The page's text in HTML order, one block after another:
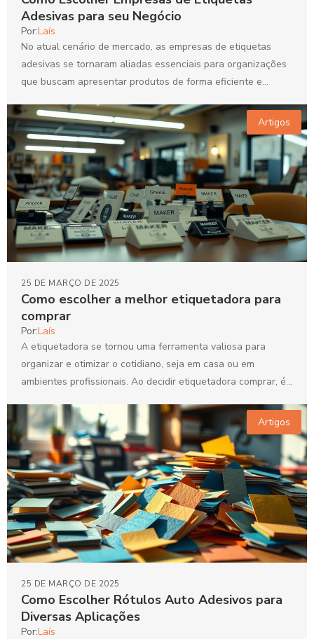
Adesivas para seu Negócio
Por:Laís
No atual cenário de mercado, as empresas de etiquetas
adesivas se tornaram aliadas essenciais para organizações
que buscam apresentar produtos de forma eficiente e
Artigos
Como escolher a melhor etiquetadora para
comprar
25 DE MARÇO DE 2025
Por:Laís
A etiquetadora se tornou uma ferramenta valiosa para
organizar e otimizar o cotidiano, seja em casa ou em
ambientes profissionais. Ao decidir etiquetadora comprar, é...
Artigos
Como Escolher Rótulos Auto Adesivos para
Diversas Aplicações
25 DE MARÇO DE 2025
Por:Laís